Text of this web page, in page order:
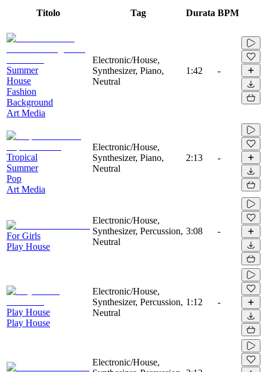
Titolo Tag Durata BPM
Summer
House
Fashion
Background
Art Media
Electronic/House,
Synthesizer, Piano,
Neutral
1:42 -
Tropical
Summer
Pop
Art Media
Electronic/House,
Synthesizer, Piano,
Neutral
2:13 -
For Girls
Play House
Electronic/House,
Synthesizer, Percussion,
Neutral
3:08 -
Play House
Play House
Electronic/House,
Synthesizer, Percussion,
Neutral
1:12 -
Electronic/House,